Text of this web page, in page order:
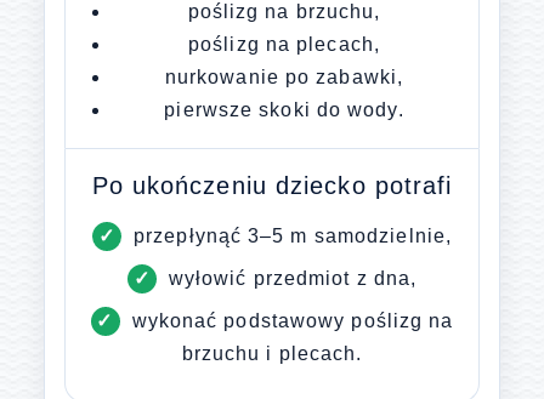
poślizg na brzuchu,
poślizg na plecach,
nurkowanie po zabawki,
pierwsze skoki do wody.
Po ukończeniu dziecko potrafi
przepłynąć 3–5 m samodzielnie,
wyłowić przedmiot z dna,
wykonać podstawowy poślizg na
brzuchu i plecach.